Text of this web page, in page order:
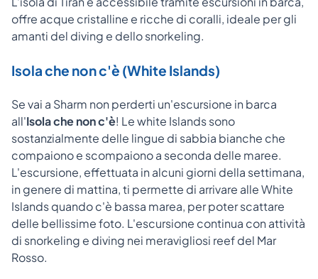
offre acque cristalline e ricche di coralli, ideale per gli
amanti del diving e dello snorkeling.
Isola che non c'è (White Islands)
Se vai a Sharm non perderti un'escursione in barca
all'Isola che non c'è! Le white Islands sono
sostanzialmente delle lingue di sabbia bianche che
compaiono e scompaiono a seconda delle maree.
L'escursione, effettuata in alcuni giorni della settimana,
in genere di mattina, ti permette di arrivare alle White
Islands quando c'è bassa marea, per poter scattare
delle bellissime foto. L'escursione continua con attività
di snorkeling e diving nei meravigliosi reef del Mar
Rosso.